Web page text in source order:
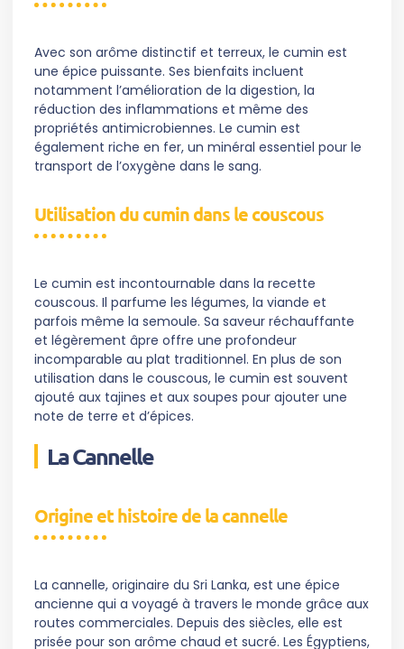
Avec son arôme distinctif et terreux, le cumin est
une épice puissante. Ses bienfaits incluent
notamment l’amélioration de la digestion, la
réduction des inflammations et même des
propriétés antimicrobiennes. Le cumin est
également riche en fer, un minéral essentiel pour le
transport de l’oxygène dans le sang.
Utilisation du cumin dans le couscous
Le cumin est incontournable dans la recette
couscous. Il parfume les légumes, la viande et
parfois même la semoule. Sa saveur réchauffante
et légèrement âpre offre une profondeur
incomparable au plat traditionnel. En plus de son
utilisation dans le couscous, le cumin est souvent
ajouté aux tajines et aux soupes pour ajouter une
note de terre et d’épices.
La Cannelle
Origine et histoire de la cannelle
La cannelle, originaire du Sri Lanka, est une épice
ancienne qui a voyagé à travers le monde grâce aux
routes commerciales. Depuis des siècles, elle est
prisée pour son arôme chaud et sucré. Les Égyptiens,